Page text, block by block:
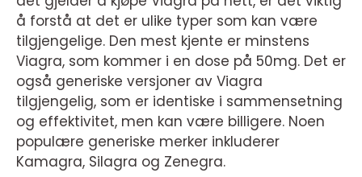
å forstå at det er ulike typer som kan være
tilgjengelige. Den mest kjente er minstens
Viagra, som kommer i en dose på 50mg. Det er
også generiske versjoner av Viagra
tilgjengelig, som er identiske i sammensetning
og effektivitet, men kan være billigere. Noen
populære generiske merker inkluderer
Kamagra, Silagra og Zenegra.